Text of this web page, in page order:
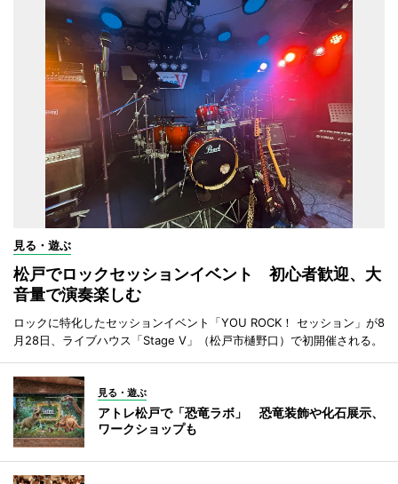
見る・遊ぶ
松戸でロックセッションイベント 初心者歓迎、大
音量で演奏楽しむ
ロックに特化したセッションイベント「YOU ROCK！ セッション」が8
月28日、ライブハウス「Stage V」（松戸市樋野口）で初開催される。
見る・遊ぶ
アトレ松戸で「恐竜ラボ」 恐竜装飾や化石展示、
ワークショップも